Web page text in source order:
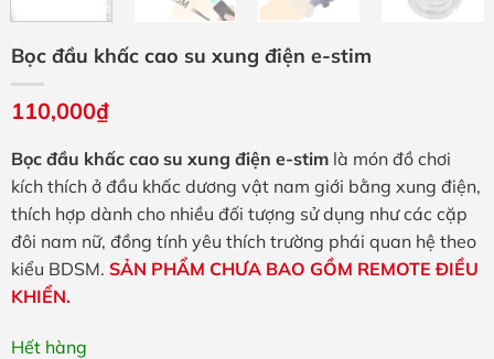
Bọc đầu khấc cao su xung điện e-stim
110,000₫
Bọc đầu khấc cao su xung điện e-stimlà món đồ chơi
kích thích ở đầu khấc dương vật nam giới bằng xung điện,
thích hợp dành cho nhiều đối tượng sử dụng như các cặp
đôi nam nữ, đồng tính yêu thích trường phái quan hệ theo
kiểu BDSM. SẢN PHẨM CHƯA BAO GỒM REMOTE ĐIỀU
KHIỂN.
Hết hàng